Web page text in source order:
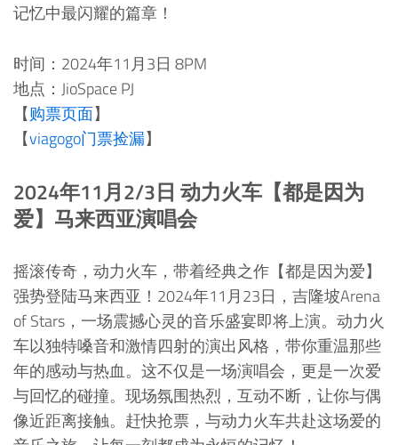
记忆中最闪耀的篇章！
时间：2024年11月3日 8PM
地点：JioSpace PJ
【购票页面】
【viagogo门票捡漏】
2024年11月2/3日 动力火车【都是因为
爱】马来西亚演唱会
摇滚传奇，动力火车，带着经典之作【都是因为爱】
强势登陆马来西亚！2024年11月23日，吉隆坡Arena
of Stars，一场震撼心灵的音乐盛宴即将上演。动力火
车以独特嗓音和激情四射的演出风格，带你重温那些
年的感动与热血。这不仅是一场演唱会，更是一次爱
与回忆的碰撞。现场氛围热烈，互动不断，让你与偶
像近距离接触。赶快抢票，与动力火车共赴这场爱的